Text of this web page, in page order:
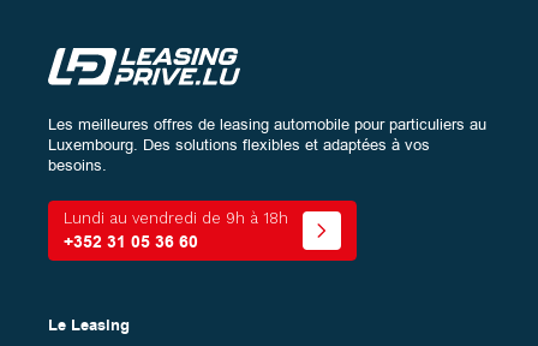
Configurezvotre véhicule :
Energies
Carrosseries
modèles
Les meilleures offres de leasing automobile pour particuliers au
Luxembourg. Des solutions flexibles et adaptées à vos
besoins.
Lundi au vendredi de 9h à 18h
+352 31 05 36 60
Le Leasing